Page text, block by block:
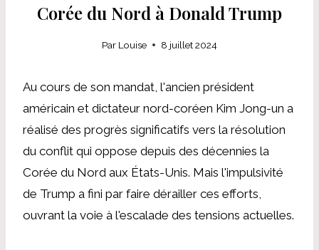
Corée du Nord à Donald Trump
Par Louise 8 juillet 2024
Au cours de son mandat, l'ancien président
américain et dictateur nord-coréen Kim Jong-un a
réalisé des progrès significatifs vers la résolution
du conflit qui oppose depuis des décennies la
Corée du Nord aux États-Unis. Mais l'impulsivité
de Trump a fini par faire dérailler ces efforts,
ouvrant la voie à l'escalade des tensions actuelles.